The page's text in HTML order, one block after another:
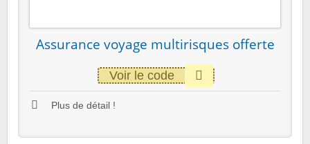
Assurance voyage multirisques offerte
Voir le code
Plus de détail !